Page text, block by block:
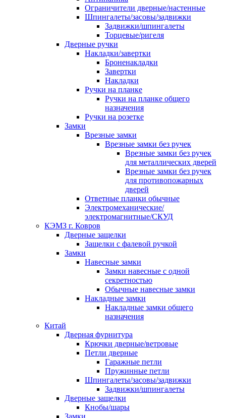
Ограничители дверные/настенные
Шпингалеты/засовы/задвижки
Задвижки/шпингалеты
Торцевые/ригеля
Дверные ручки
Накладки/завертки
Броненакладки
Завертки
Накладки
Ручки на планке
Ручки на планке общего
назначения
Ручки на розетке
Замки
Врезные замки
Врезные замки без ручек
Врезные замки без ручек
для металлических дверей
Врезные замки без ручек
для противопожарных
дверей
Ответные планки обычные
Электромеханические/
электромагнитные/СКУД
КЭМЗ г. Ковров
Дверные защелки
Защелки с фалевой ручкой
Замки
Навесные замки
Замки навесные с одной
секретностью
Обычные навесные замки
Накладные замки
Накладные замки общего
назначения
Китай
Дверная фурнитура
Крючки дверные/ветровые
Петли дверные
Гаражные петли
Пружинные петли
Шпингалеты/засовы/задвижки
Задвижки/шпингалеты
Дверные защелки
Кнобы/шары